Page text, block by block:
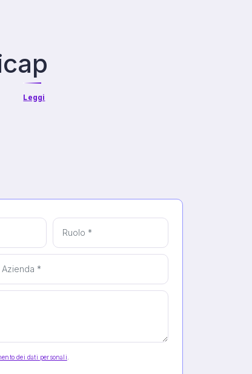
Leggi
dei dati personali